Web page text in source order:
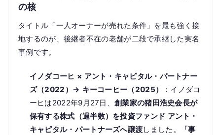
の核
タイトル「一人オーナーが売れた条件」を最も強く接
地するのが、後継者不在の老舗が二段で承継した実名
事例です。
イノダコーヒ × アント・キャピタル・パートナー
ズ（2022）→ キーコーヒー（2025）
：イノダコ
ーヒは2022年9月27日、創業家の猪田浩史会長が
保有する株式（過半数）を投資ファンド アント・
キャピタル・パートナーズへ譲渡しました。
「事